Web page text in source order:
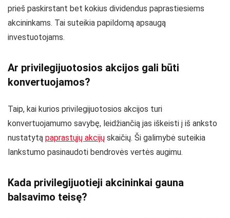
prieš paskirstant bet kokius dividendus paprastiesiems
akcininkams. Tai suteikia papildomą apsaugą
investuotojams.
Ar privilegijuotosios akcijos gali būti
konvertuojamos?
Taip, kai kurios privilegijuotosios akcijos turi
konvertuojamumo savybę, leidžiančią jas iškeisti į iš anksto
nustatytą paprastųjų akcijų skaičių. Ši galimybė suteikia
lankstumo pasinaudoti bendrovės vertės augimu.
Kada privilegijuotieji akcininkai gauna
balsavimo teisę?